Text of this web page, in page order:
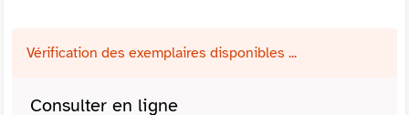
Vérification des exemplaires disponibles ...
Consulter en ligne